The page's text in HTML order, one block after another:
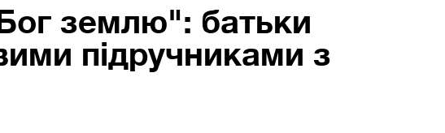
землю": батьки
підручниками з